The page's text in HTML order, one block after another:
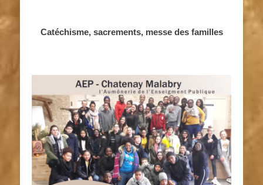
Catéchisme, sacrements, messe des familles